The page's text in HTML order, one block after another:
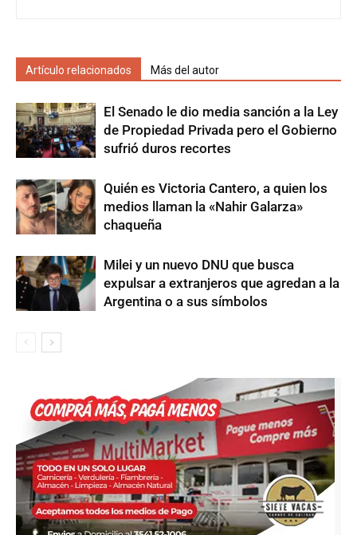
Artículo relacionados Más del autor
El Senado le dio media sanción a la Ley
de Propiedad Privada pero el Gobierno
sufrió duros recortes
Quién es Victoria Cantero, a quien los
medios llaman la «Nahir Galarza»
chaqueña
Milei y un nuevo DNU que busca
expulsar a extranjeros que agredan a la
Argentina o a sus símbolos